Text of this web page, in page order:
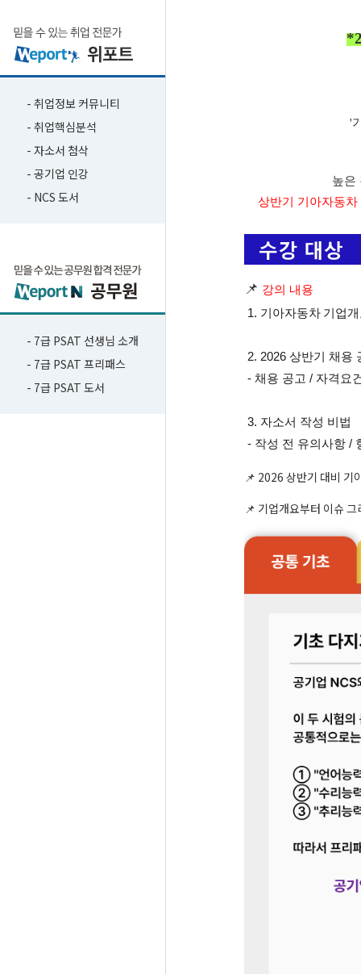
- 취업정보 커뮤니티
- 취업핵심분석
- 자소서 첨삭
- 공기업 인강
- NCS 도서
- 7급 PSAT 선생님 소개
- 7급 PSAT 프리패스
- 7급 PSAT 도서
'
높은
상반기 기아자동
📌 강의 내용
1. 기아자동차 기업
2. 2026 상반기 채용
- 채용 공고 / 자격요
3. 자소서 작성 비법
- 작성 전 유의사항 /
📌 2026 상반기 대비 기
📌 기업개요부터 이슈